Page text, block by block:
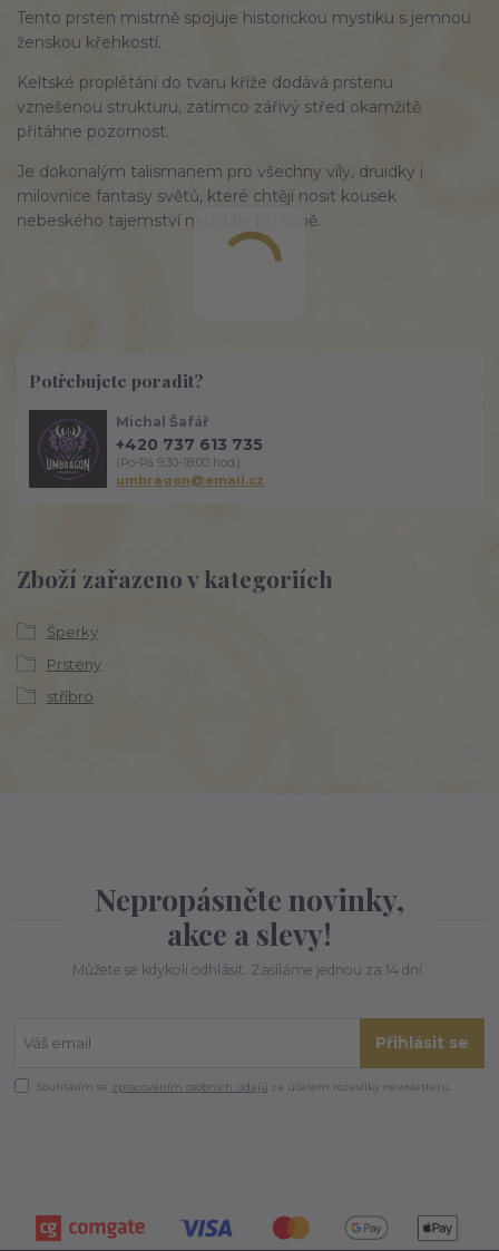
Tento prsten mistrně spojuje historickou mystiku s jemnou
ženskou křehkostí.
Keltské proplétání do tvaru kříže dodává prstenu
vznešenou strukturu, zatímco zářivý střed okamžitě
přitáhne pozornost.
Je dokonalým talismanem pro všechny víly, druidky i
milovnice fantasy světů, které chtějí nosit kousek
nebeského tajemství neustále při sobě.
Zboží zařazeno v kategoriích
Šperky
Prsteny
stříbro
Potřebujete poradit?
Michal Šafář
+420 737 613 735
(Po-Pá 9:30-18:00 hod.)
umbragon@email.cz
Nepropásněte novinky,
akce a slevy!
Můžete se kdykoli odhlásit. Zasíláme jednou za 14 dní.
Přihlásit se
Souhlasím se zpracováním osobních údajů za účelem rozesílky newsletteru.